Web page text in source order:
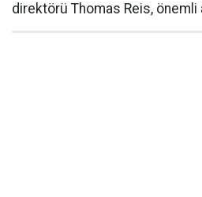
direktörü Thomas Reis, önemli